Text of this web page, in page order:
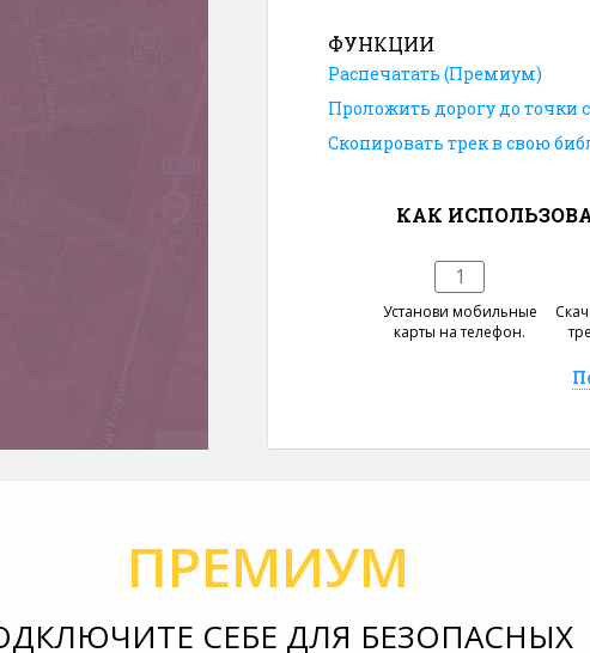
ФУНКЦИИ
Распечатать (Премиум)
Проложить дорогу до точки
Скопировать трек в свою
КАК
1
Установи мобильные
карты на телефон.
ПРЕМИУМ
СЕБЕ ДЛЯ БЕЗОПАСНЫХ